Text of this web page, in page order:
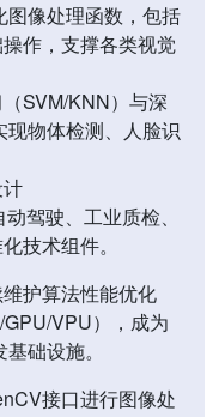
像处理函数，包括
作，支撑各类视觉
SVM/KNN）与深
物体检测、人脸识
驾驶、工业质检、
技术组件。
护算法性能优化
GPU/VPU），成为
础设施。
接口进行图像处